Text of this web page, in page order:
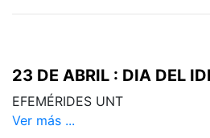
23 DE ABRIL : DIA DEL
EFEMÉRIDES UNT
Ver más ...